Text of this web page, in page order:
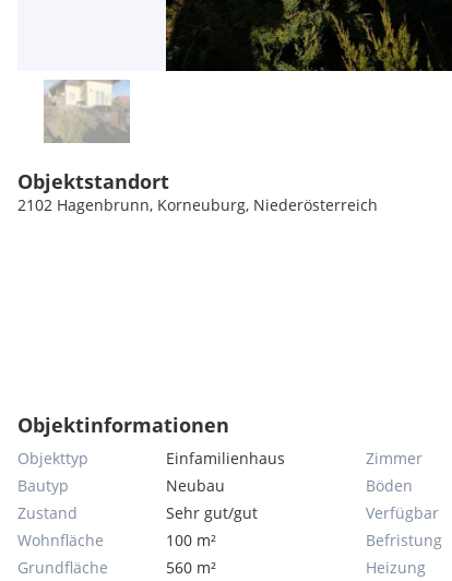
Objektstandort
2102 Hagenbrunn, Korneuburg, Niederösterreich
Objektinformationen
Objekttyp
Einfamilienhaus
Bautyp
Neubau
Zustand
Sehr gut/gut
Wohnfläche
100 m²
Grundfläche
560 m²
Zimmer
Böden
Verfügbar
Befristung
Heizung